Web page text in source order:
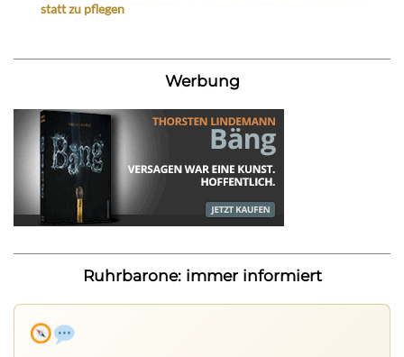
statt zu pflegen
Werbung
Ruhrbarone: immer informiert